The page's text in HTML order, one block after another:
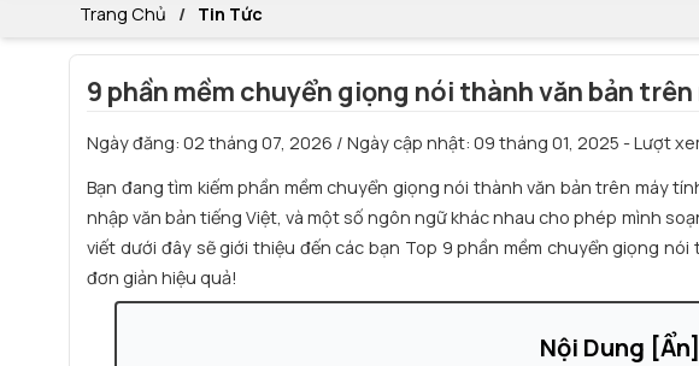
Trang Chủ Tin Tức
9 phần mềm chuyển giọng nói thành văn bản
Ngày đăng:02 tháng 07, 2026 / Ngày cập nhật:09 tháng 01, 2025 - Lượt
Bạn đang tìm kiếmphần mềm chuyển giọng nói thành văn bản trên máy
nhập văn bản tiếng Việt, và một số ngôn ngữ khác nhau cho phép mình
viết dưới đây sẽ giới thiệu đến các bạn Top 9 phần mềm chuyển giọng
đơn giản hiệu quả!
Nội Dung [Ẩn]